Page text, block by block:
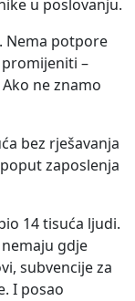
u poslovanju.
Nema potpore
–
ne znamo
bez rješavanja
zaposlenja
14 tisuća ljudi.
gdje
subvencije za
I posao